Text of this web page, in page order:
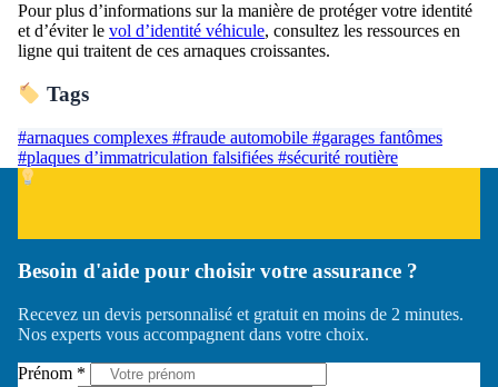
Pour plus d’informations sur la manière de protéger votre identité
et d’éviter le vol d’identité véhicule, consultez les ressources en
ligne qui traitent de ces arnaques croissantes.
Tags
#arnaques complexes #fraude automobile #garages fantômes
#plaques d’immatriculation falsifiées #sécurité routière
Besoin d'aide pour choisir votre assurance ?
Recevez un devis personnalisé et gratuit en moins de 2 minutes.
Nos experts vous accompagnent dans votre choix.
Prénom *